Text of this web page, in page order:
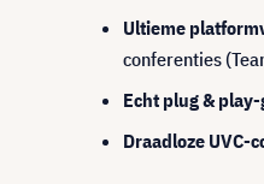
Ultieme
conferenties
Echt plug &
Draadloze UVC-